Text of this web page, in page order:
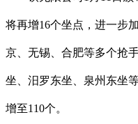
将再增16个坐点，进一步
京、无锡、合肥等多个抢
坐、汨罗东坐、泉州东坐
增至110个。